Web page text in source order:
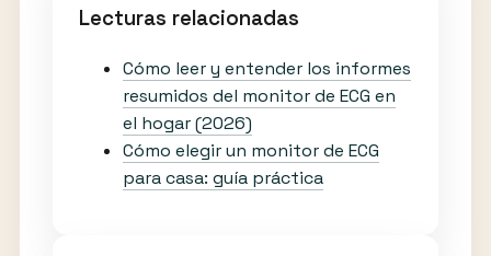
Lecturas relacionadas
Cómo leer y entender los informes
resumidos del monitor de ECG en
el hogar (2026)
Cómo elegir un monitor de ECG
para casa: guía práctica